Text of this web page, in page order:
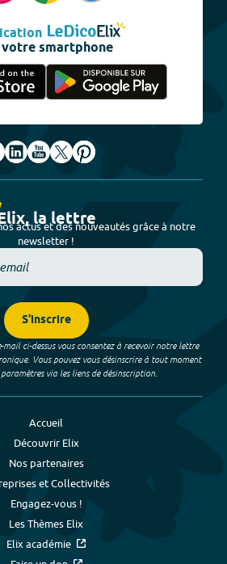
smartphone
la lettre
actus et des nouveautés grâce à notre
newsletter !
S'inscrire
ci-dessus vous consentez à recevoir notre lettre
Vous pouvez vous désinscrire à tout moment
via les liens de désinscription.
Accueil
Découvrir Elix
Nos partenaires
et Collectivités
Engagez-vous !
Les Thèmes Elix
Elix académie